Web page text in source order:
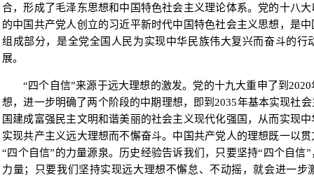
合，形成了毛泽东思想和中国特色社会主义理论体系。党的十八
的中国共产党人创立的习近平新时代中国特色社会主义思想，是
组成部分，是全党全国人民为实现中华民族伟大复兴而奋斗的行
展。
“四个自信”来源于远大理想的激发。党的十九大重申了到
想，进一步明确了两个阶段的中期理想，即到2035年基本实现社
国建成富强民主文明和谐美丽的社会主义现代化强国，从而实现
实现共产主义远大理想而不懈奋斗。中国共产党人的理想既一以
“四个自信”的力量源泉。历史经验告诉我们，只要坚持“四个自信
力量；只要我们坚持实现远大理想不懈怠、不动摇，就会进一步